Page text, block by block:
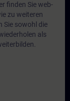
finden Sie web-
zu weiteren
Sie sowohl die
als